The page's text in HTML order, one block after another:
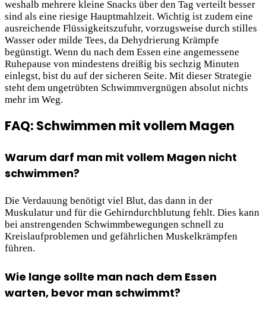
weshalb mehrere kleine Snacks über den Tag verteilt besser
sind als eine riesige Hauptmahlzeit. Wichtig ist zudem eine
ausreichende Flüssigkeitszufuhr, vorzugsweise durch stilles
Wasser oder milde Tees, da Dehydrierung Krämpfe
begünstigt. Wenn du nach dem Essen eine angemessene
Ruhepause von mindestens dreißig bis sechzig Minuten
einlegst, bist du auf der sicheren Seite. Mit dieser Strategie
steht dem ungetrübten Schwimmvergnügen absolut nichts
mehr im Weg.
FAQ: Schwimmen mit vollem Magen
Warum darf man mit vollem Magen nicht
schwimmen?
Die Verdauung benötigt viel Blut, das dann in der
Muskulatur und für die Gehirndurchblutung fehlt. Dies kann
bei anstrengenden Schwimmbewegungen schnell zu
Kreislaufproblemen und gefährlichen Muskelkrämpfen
führen.
Wie lange sollte man nach dem Essen
warten, bevor man schwimmt?